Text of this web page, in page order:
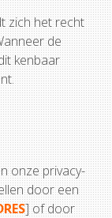
zich het recht
de
kenbaar
onze privacy-
door een
] of door